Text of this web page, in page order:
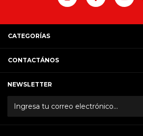
CATEGORÍAS
CONTACTÁNOS
NEWSLETTER